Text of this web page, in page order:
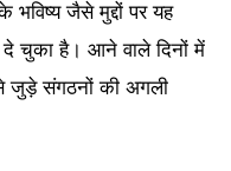
भविष्य जैसे मुद्दों पर यह
दे चुका है। आने वाले दिनों में
जुड़े संगठनों की अगली